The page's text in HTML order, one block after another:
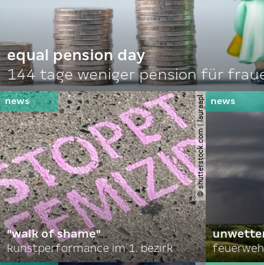
equal pension day
144 tage weniger pension für
© shutterstock.com | lauraapl
"walk of shame"
kunstperformance im 1. bezirk